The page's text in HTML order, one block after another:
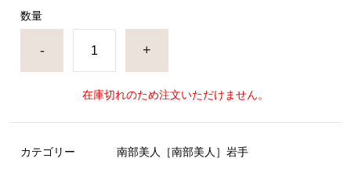
数量
- +
在庫切れのため注文いただけません。
カテゴリー 南部美人［南部美人］岩手